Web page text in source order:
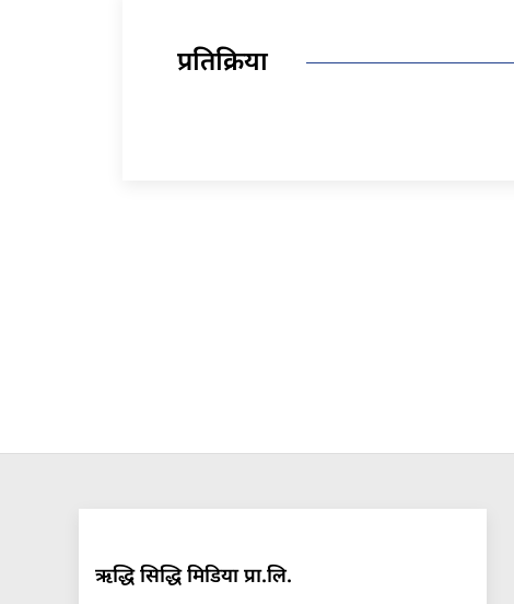
प्रतिक्रिया
ऋद्धि सिद्धि मिडिया प्रा.लि.